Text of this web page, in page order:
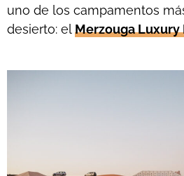
uno de los campamentos
desierto: elMerzouga Luxury